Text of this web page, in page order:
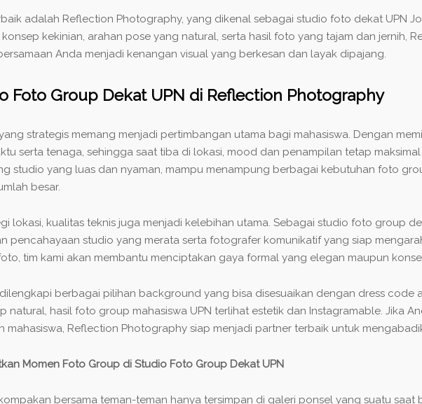
adalah Reflection Photography, yang dikenal sebagai studio foto dekat UPN
kekinian, arahan pose yang natural, serta hasil foto yang tajam dan jernih,
Anda menjadi kenangan visual yang berkesan dan layak dipajang.
Foto Group Dekat UPN di Reflection Photography
strategis memang menjadi pertimbangan utama bagi mahasiswa. Dengan
serta tenaga, sehingga saat tiba di lokasi, mood dan penampilan tetap
studio yang luas dan nyaman, mampu menampung berbagai kebutuhan foto
besar.
lokasi, kualitas teknis juga menjadi kelebihan utama. Sebagai studio foto group
pencahayaan studio yang merata serta fotografer komunikatif yang siap
tim kami akan membantu menciptakan gaya formal yang elegan maupun
berbagai pilihan background yang bisa disesuaikan dengan dress code
natural, hasil foto group mahasiswa UPN terlihat estetik dan Instagramable. Jika
mahasiswa, Reflection Photography siap menjadi partner terbaik untuk
Momen Foto Group di Studio Foto Group Dekat UPN
bersama teman-teman hanya tersimpan di galeri ponsel yang suatu saat